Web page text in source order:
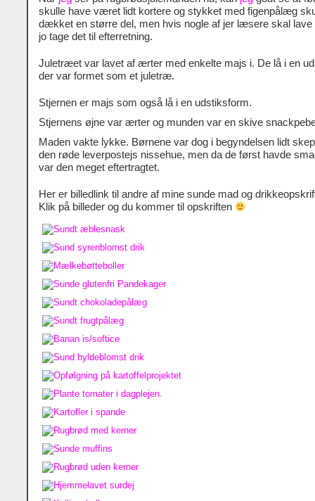
skulle have været lidt kortere og stykket med figenpålæg
dækket en større del, men hvis nogle af jer læsere skal lave
jo tage det til efterretning.
Juletræet var lavet af ærter med enkelte majs i. De lå i en
der var formet som et juletræ.
Stjernen er majs som også lå i en udstiksform.
Stjernens øjne var ærter og munden var en skive
Maden vakte lykke. Børnene var dog i begyndelsen lidt
den røde leverpostejs nissehue, men da de først havde
var den meget eftertragtet.
Her er billedlink til andre af mine sunde mad og
Klik på billeder og du kommer til opskriften